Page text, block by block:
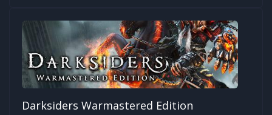
Darksiders Warmastered Edition